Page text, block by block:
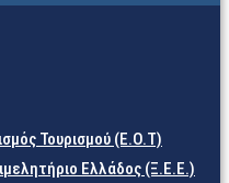
Τουρισμού (Ε.Ο.Τ)
Ελλάδος (Ξ.Ε.Ε.)